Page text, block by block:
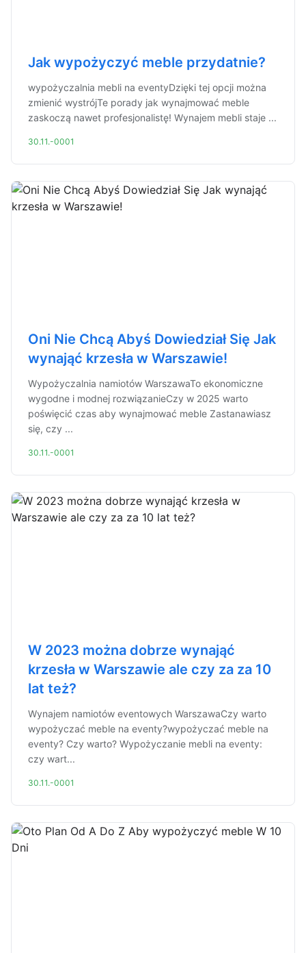
Jak wypożyczyć meble przydatnie?
wypożyczalnia mebli na eventyDzięki tej opcji można
zmienić wystrójTe porady jak wynajmować meble
zaskoczą nawet profesjonalistę! Wynajem mebli staje ...
30.11.-0001
Oni Nie Chcą Abyś Dowiedział Się Jak
wynająć krzesła w Warszawie!
Wypożyczalnia namiotów WarszawaTo ekonomiczne
wygodne i modnej rozwiązanieCzy w 2025 warto
poświęcić czas aby wynajmować meble Zastanawiasz
się, czy ...
30.11.-0001
W 2023 można dobrze wynająć
krzesła w Warszawie ale czy za za 10
lat też?
Wynajem namiotów eventowych WarszawaCzy warto
wypożyczać meble na eventy?wypożyczać meble na
eventy? Czy warto? Wypożyczanie mebli na eventy:
czy wart...
30.11.-0001